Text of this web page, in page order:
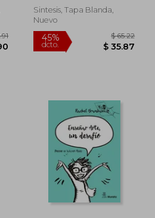
45%
Sintesis, Tapa Blanda,
Nuevo